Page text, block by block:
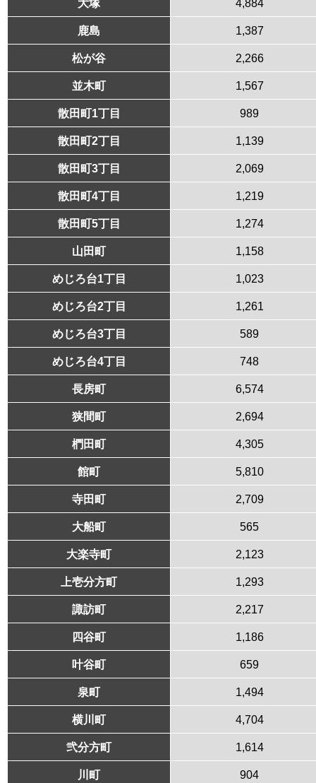
大塚 4,884
鹿島 1,387
松が谷 2,266
並木町 1,567
散田町1丁目 989
散田町2丁目 1,139
散田町3丁目 2,069
散田町4丁目 1,219
散田町5丁目 1,274
山田町 1,158
めじろ台1丁目 1,023
めじろ台2丁目 1,261
めじろ台3丁目 589
めじろ台4丁目 748
長房町 6,574
狭間町 2,694
椚田町 4,305
館町 5,810
寺田町 2,709
大船町 565
大楽寺町 2,123
上壱分方町 1,293
諏訪町 2,217
四谷町 1,186
叶谷町 659
泉町 1,494
横川町 4,704
弐分方町 1,614
川町 904